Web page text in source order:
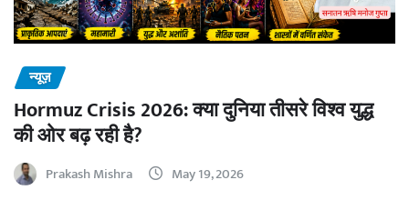
न्यूज़
Hormuz Crisis 2026: क्या दुनिया तीसरे विश्व युद्ध
की ओर बढ़ रही है?
Prakash Mishra May 19, 2026